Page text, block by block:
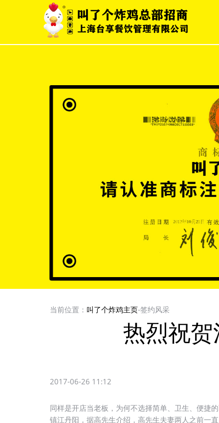
当前位置： 叫了个炸鸡主页-签约风采
热烈祝
2017-06-26 11:12
同样是开店当老板，为何不选择简单、卫生、便捷
镇江丹阳，据高先生介绍，高先生夫妻两人之前一